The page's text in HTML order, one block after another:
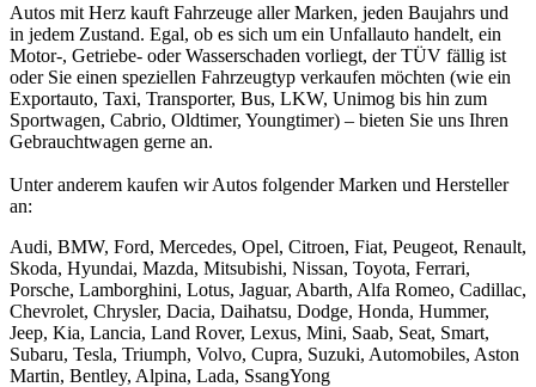
Autos mit Herz kauft Fahrzeuge aller Marken, jeden Baujahrs und
in jedem Zustand. Egal, ob es sich um ein Unfallauto handelt, ein
Motor-, Getriebe- oder Wasserschaden vorliegt, der TÜV fällig ist
oder Sie einen speziellen Fahrzeugtyp verkaufen möchten (wie ein
Exportauto, Taxi, Transporter, Bus, LKW, Unimog bis hin zum
Sportwagen, Cabrio, Oldtimer, Youngtimer) – bieten Sie uns Ihren
Gebrauchtwagen gerne an.
Unter anderem kaufen wir Autos folgender Marken und Hersteller
an:
Audi, BMW, Ford, Mercedes, Opel, Citroen, Fiat, Peugeot, Renault,
Skoda, Hyundai, Mazda, Mitsubishi, Nissan, Toyota, Ferrari,
Porsche, Lamborghini, Lotus, Jaguar, Abarth, Alfa Romeo, Cadillac,
Chevrolet, Chrysler, Dacia, Daihatsu, Dodge, Honda, Hummer,
Jeep, Kia, Lancia, Land Rover, Lexus, Mini, Saab, Seat, Smart,
Subaru, Tesla, Triumph, Volvo, Cupra, Suzuki, Automobiles, Aston
Martin, Bentley, Alpina, Lada, SsangYong